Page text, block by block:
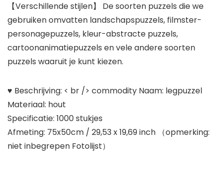
【Verschillende stijlen】 De soorten puzzels die we
gebruiken omvatten landschapspuzzels, filmster-
personagepuzzels, kleur-abstracte puzzels,
cartoonanimatiepuzzels en vele andere soorten
puzzels waaruit je kunt kiezen.
♥ Beschrijving: < br /> commodity Naam: legpuzzel
Materiaal: hout
Specificatie: 1000 stukjes
Afmeting: 75x50cm / 29,53 x 19,69 inch （opmerking:
niet inbegrepen Fotolijst）